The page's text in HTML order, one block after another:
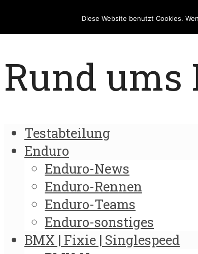
Rund ums
Testabteilung
Enduro
Enduro-News
Enduro-Rennen
Enduro-Teams
Enduro-sonstiges
BMX | Fixie | Singlespeed
Diese Website benutzt Cookies.